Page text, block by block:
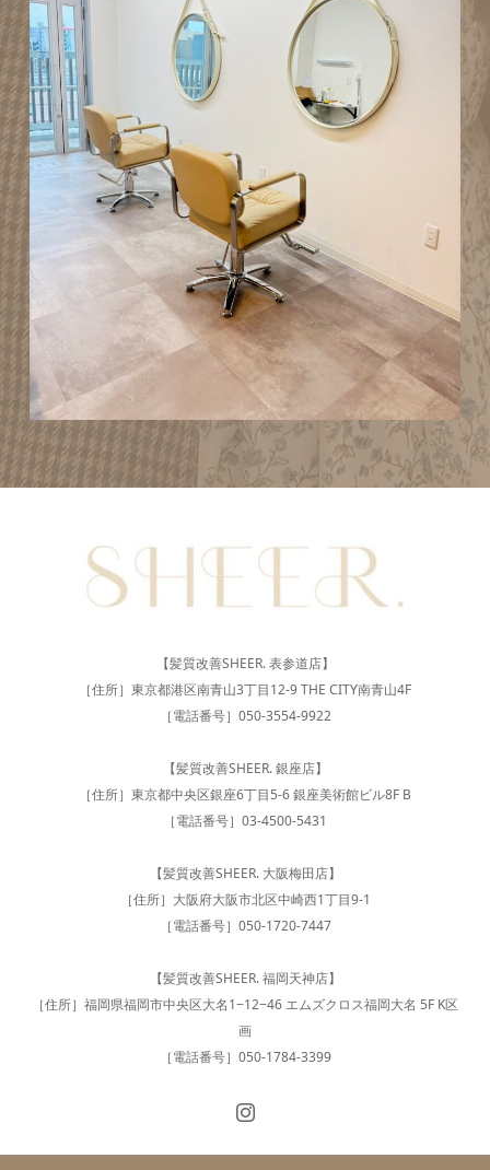
【髪質改善SHEER. 表参道店】
［住所］東京都港区南青山3丁目12-9 THE CITY南青山4F
［電話番号］050-3554-9922
【髪質改善SHEER. 銀座店】
［住所］東京都中央区銀座6丁目5-6 銀座美術館ビル8F B
［電話番号］03-4500-5431
【髪質改善SHEER. 大阪梅田店】
［住所］大阪府大阪市北区中崎西1丁目9-1
［電話番号］050-1720-7447
【髪質改善SHEER. 福岡天神店】
［住所］福岡県福岡市中央区大名1−12−46 エムズクロス福岡大名 5F K区
画
［電話番号］050-1784-3399